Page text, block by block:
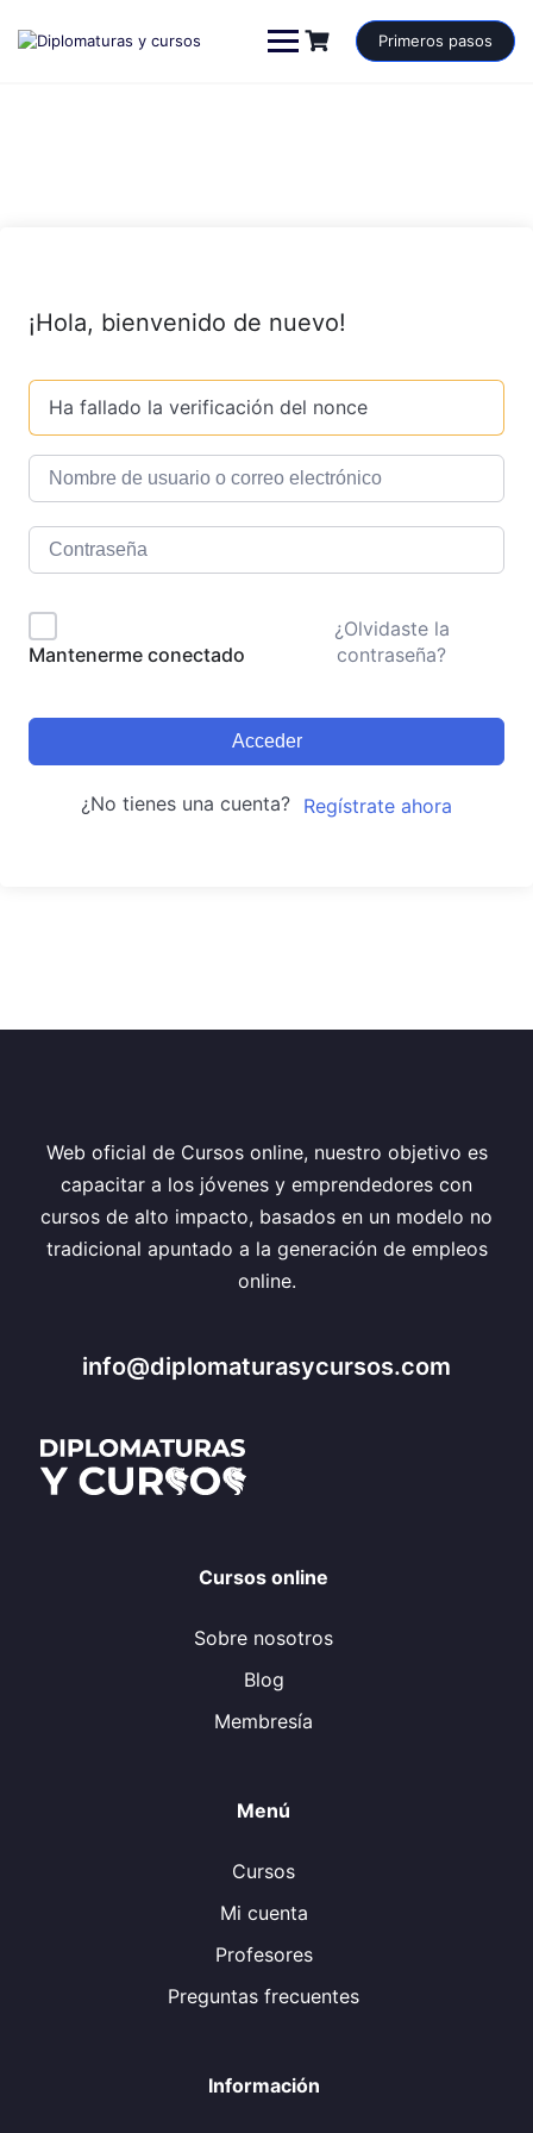
contenido
Primeros pasos
¡Hola, bienvenido de nuevo!
Ha fallado la verificación del nonce
Mantenerme conectado
¿Olvidaste la
contraseña?
Acceder
¿No tienes una cuenta? Regístrate ahora
Web oficial de Cursos online, nuestro objetivo es
capacitar a los jóvenes y emprendedores con
cursos de alto impacto, basados en un modelo no
tradicional apuntado a la generación de empleos
online.
info@diplomaturasycursos.com
Cursos online
Sobre nosotros
Blog
Membresía
Menú
Cursos
Mi cuenta
Profesores
Preguntas frecuentes
Información